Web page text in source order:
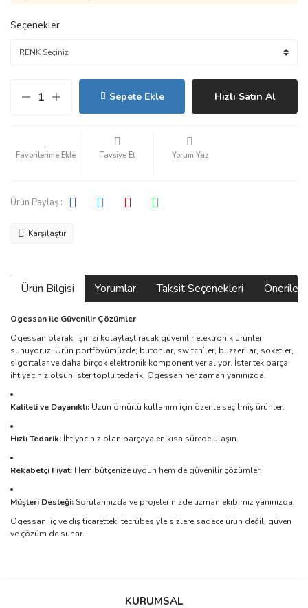
Seçenekler
Sepete Ekle Hızlı Satın Al
Tavsiye Et Yorum Yaz
Ürün Paylaş :
Karşılaştır
Ürün Bilgisi Yorumlar Taksit Seçenekleri
Ogessan ile Güvenilir Çözümler
Ogessan olarak, işinizi kolaylaştıracak güvenilir elektronik ürünler
sunuyoruz. Ürün portföyümüzde; butonlar, switch’ler, buzzer’lar, soketler,
sigortalar ve daha birçok elektronik komponent yer alıyor. İster tek parça
ihtiyacınız olsun ister toplu tedarik, Ogessan her zaman yanınızda.
Kaliteli ve Dayanıklı: Uzun ömürlü kullanım için özenle seçilmiş ürünler.
Hızlı Tedarik: İhtiyacınız olan parçaya en kısa sürede ulaşın.
Rekabetçi Fiyat: Hem bütçenize uygun hem de güvenilir çözümler.
Müşteri Desteği:Sorularınızda ve projelerinizde uzman ekibimiz yanınızda.
Ogessan, iç ve dış ticaretteki tecrübesiyle sizlere sadece ürün değil, güven
ve çözüm de sunar.
Bu ürüne ilk yorumu siz yapın!
KURUMSAL